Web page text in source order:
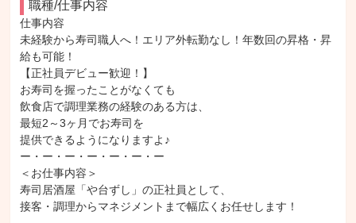
顧客層 1人利用者
顧客層 友達連れ
提供サービス 飲食業界
専門調理師・調理技能士
防火管理者
食品衛生責任者 食品衛生法
職種/仕事内容
仕事内容
未経験から寿司職人へ！エリア外転勤なし！年数回の昇格・昇
給も可能！
【正社員デビュー歓迎！】
お寿司を握ったことがなくても
飲食店で調理業務の経験のある方は、
最短2～3ヶ月でお寿司を
提供できるようになりますよ♪
ー・ー・ー・ー・ー・ー・ー
＜お仕事内容＞
寿司居酒屋「や台ずし」の正社員として、
接客・調理からマネジメントまで幅広くお任せします！